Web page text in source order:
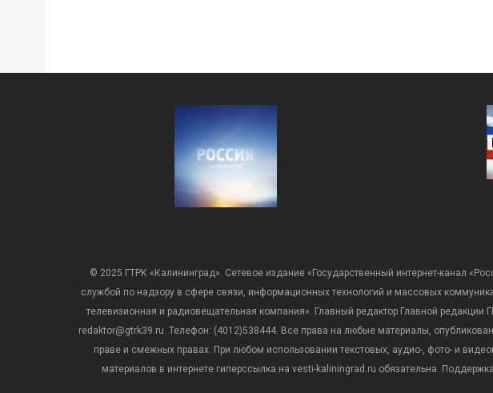
© 2025 ГТРК «Калининград». Сетевое издание «Государственный интернет-канал
службой по надзору в сфере связи, информационных технологий и массовых
телевизионная и радиовещательная компания». Главный редактор Главной
redaktor@gtrk39.ru. Телефон: (4012)538444. Все права на любые материалы,
праве и смежных правах. При любом использовании текстовых, аудио-, фото- и
материалов в интернете гиперссылка на vesti-kaliningrad.ru обязательна.